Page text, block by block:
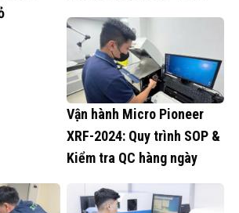
Vận hành Micro Pioneer
XRF-2024: Quy trình SOP &
Kiểm tra QC hàng ngày